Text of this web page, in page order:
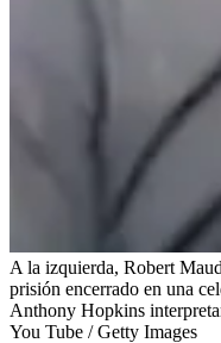
A la izquierda, Robert
prisión encerrado en una
Anthony Hopkins
You Tube / Getty Images